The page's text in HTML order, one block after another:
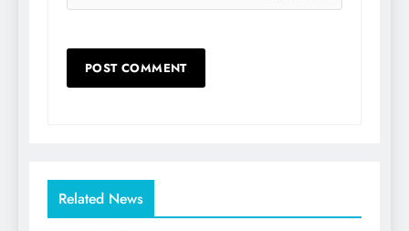
Related News